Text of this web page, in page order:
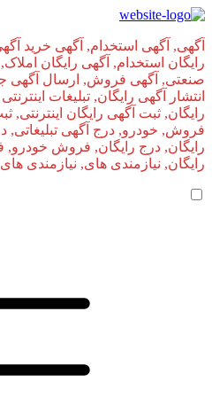
آگهی, آگهی استخدام, آگهی خرید
رایگان استخدام, آگهی رایگان
صنعتی, آگهی فروش, ارسال آگهی
انتشار آگهی رایگان, تبلیغات
رایگان, ثبت آگهی رایگان اینترنتی,
فروش, خودرو, درج آگهی تبلیغاتی,
رایگان, درج رایگان, فروش
رایگان, نیازمندی های, نیازمندی‌ های